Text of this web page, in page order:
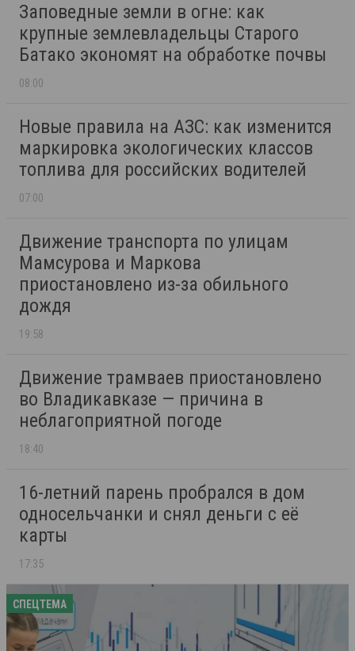
Заповедные земли в огне: как
крупные землевладельцы Старого
Батако экономят на обработке почвы
08:00
Новые правила на АЗС: как изменится
маркировка экологических классов
топлива для российских водителей
07:00
Движение транспорта по улицам
Мамсурова и Маркова
приостановлено из-за обильного
дождя
19:58
Движение трамваев приостановлено
во Владикавказе — причина в
неблагоприятной погоде
18:40
16-летний парень пробрался в дом
односельчанки и снял деньги с её
карты
17:35
СПЕЦТЕМА